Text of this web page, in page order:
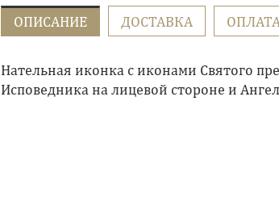
ОПИСАНИЕ ДОСТАВКА ОПЛАТА
Нательная иконка с иконами Святого
Исповедника на лицевой стороне и